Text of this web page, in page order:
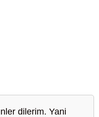
dilerim. Yani